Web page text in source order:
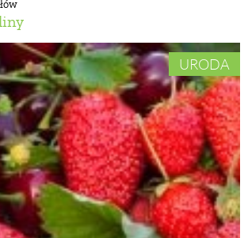
URODA
BUDUJEMY DOM
OGRÓD
I OWOCE
OGRODOWE